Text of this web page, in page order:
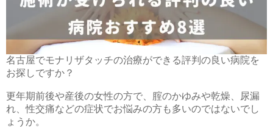
名古屋でモナリザタッチの治療ができる評判の良い病院を
お探しですか？
更年期前後や産後の女性の方で、腟のかゆみや乾燥、尿漏
れ、性交痛などの症状でお悩みの方も多いのではないでし
ょうか。